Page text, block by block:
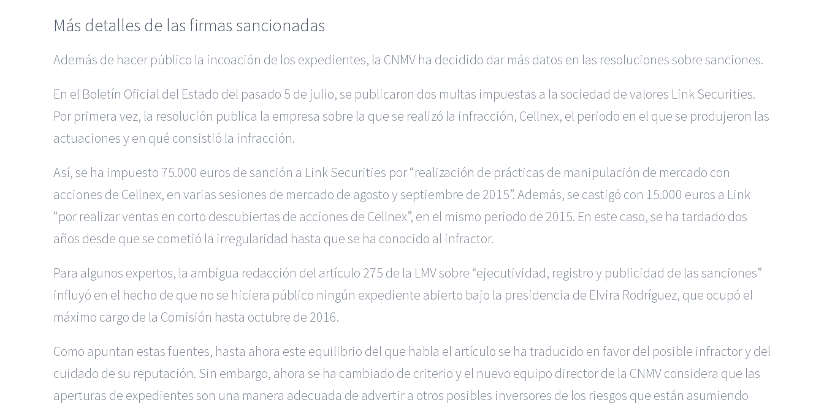
Más detalles de las firmas sancionadas
Además de hacer público la incoación de los expedientes, la CNMV ha decidido dar más datos en las resoluciones sobre sanciones.
En el Boletín Oficial del Estado del pasado 5 de julio, se publicaron dos multas impuestas a la sociedad de valores Link Securities.
Por primera vez, la resolución publica la empresa sobre la que se realizó la infracción, Cellnex, el periodo en el que se produjeron las
actuaciones y en qué consistió la infracción.
Así, se ha impuesto 75.000 euros de sanción a Link Securities por “realización de prácticas de manipulación de mercado con
acciones de Cellnex, en varias sesiones de mercado de agosto y septiembre de 2015”. Además, se castigó con 15.000 euros a Link
“por realizar ventas en corto descubiertas de acciones de Cellnex”, en el mismo periodo de 2015. En este caso, se ha tardado dos
años desde que se cometió la irregularidad hasta que se ha conocido al infractor.
Para algunos expertos, la ambigua redacción del artículo 275 de la LMV sobre “ejecutividad, registro y publicidad de las sanciones”
influyó en el hecho de que no se hiciera público ningún expediente abierto bajo la presidencia de Elvira Rodríguez, que ocupó el
máximo cargo de la Comisión hasta octubre de 2016.
Como apuntan estas fuentes, hasta ahora este equilibrio del que habla el artículo se ha traducido en favor del posible infractor y del
cuidado de su reputación. Sin embargo, ahora se ha cambiado de criterio y el nuevo equipo director de la CNMV considera que las
aperturas de expedientes son una manera adecuada de advertir a otros posibles inversores de los riesgos que están asumiendo